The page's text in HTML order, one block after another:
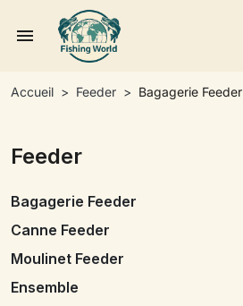
menu
Accueil Feeder Bagagerie Feeder
Feeder
Bagagerie Feeder
Canne Feeder
Moulinet Feeder
Ensemble